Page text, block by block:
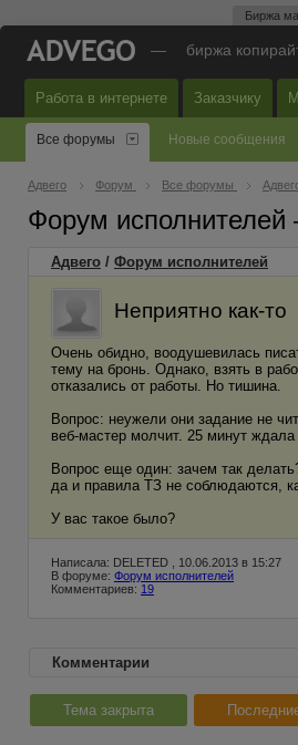
Биржа
— биржа
Работа в интернете Заказчику
Все форумы Новые сообщения
Адвего Форум Все форумы
Форум
Адвего / Форум исполнителей
Неприятно как-то
Очень обидно, воодушевилась
тему на бронь. Однако, взять в
отказались от работы. Но тишина.
Вопрос: неужели они задание не
веб-мастер молчит. 25 минут ждала
Вопрос еще один: зачем так
да и правила ТЗ не соблюдаются,
У вас такое было?
Написала: DELETED , 10.06.2013 в 15:27
В форуме: Форум исполнителей
Комментариев: 19
Комментарии
Тема закрыта